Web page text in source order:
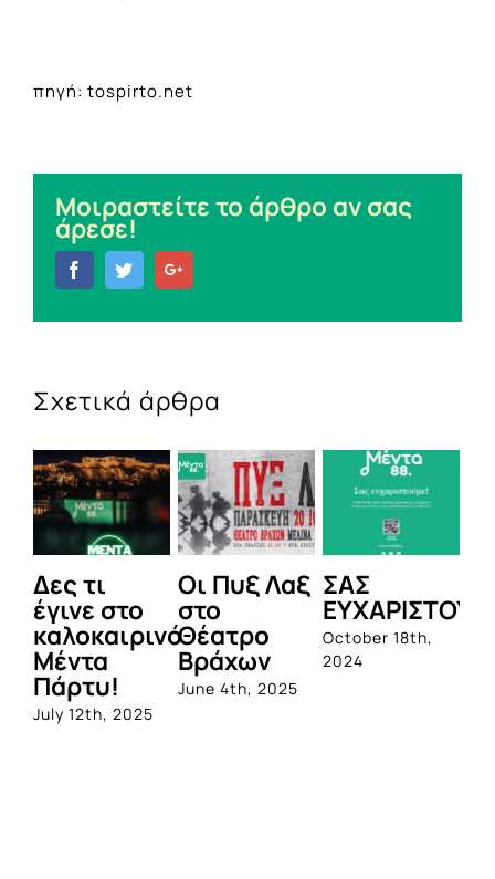
πηγή: tospirto.net
Μοιραστείτε το άρθρο αν σας
άρεσε!
FacebookTwitter
Σχετικά άρθρα
Δες τι
έγινε στο
καλοκαιρινό
Μέντα
Πάρτυ!
July 12th, 2025
Οι Πυξ Λαξ
στο
Θέατρο
Βράχων
June 4th, 2025
ΣΑΣ
October 18th,
2024